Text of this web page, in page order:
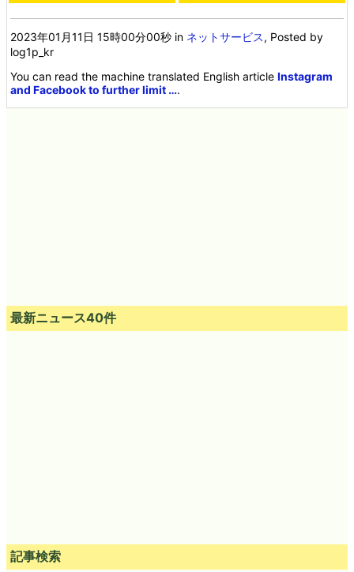
2023年01月11日 15時00分00秒 in ネットサービス, Posted by
log1p_kr
You can read the machine translated English articleInstagram
and Facebook to further limit ….
最新ニュース40件
記事検索